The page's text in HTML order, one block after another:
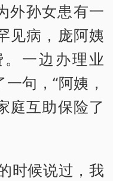
外孙女患有一
见病，庞阿姨
一边办理业
句，“阿姨，
庭互助保险了
时候说过，我